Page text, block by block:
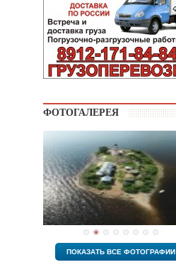
ФОТОГАЛЕРЕЯ
ПОКАЗАТЬ ВСЕ ФОТОГРАФИИ